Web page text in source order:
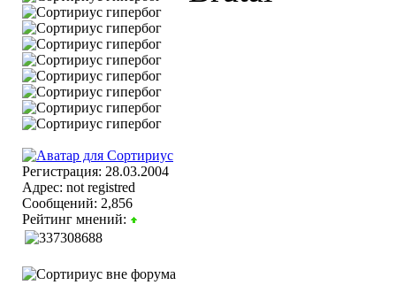
Регистрация: 28.03.2004
Адрес: not registred
Сообщений: 2,856
Рейтинг мнений: